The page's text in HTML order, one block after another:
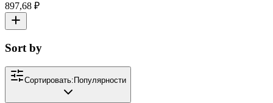
897,68 ₽
Sort by
Сортировать: Популярности